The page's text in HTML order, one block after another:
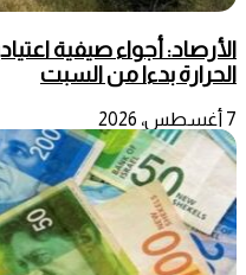
الأرصاد: أجواء صيفية
الحرارة بدءا من السبت
7 أغسطس، 2026